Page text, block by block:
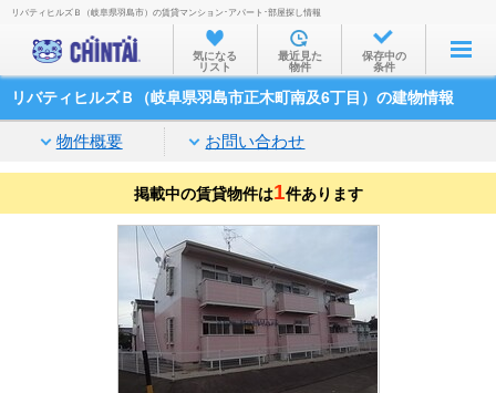
お部屋を探す
沿線・駅から
家賃相場から
通勤通学時間から
物件特集から
不動産会社から
TOP
リバティヒルズＢ（岐阜県羽島市）の賃貸マンション･アパート･部屋探し情報
気になる
リスト
最近見た
物件
保存中の
条件
リバティヒルズＢ（岐阜県羽島市正木町南及6丁目）の建物情報
物件概要 お問い合わせ
掲載中の賃貸物件は1件あります